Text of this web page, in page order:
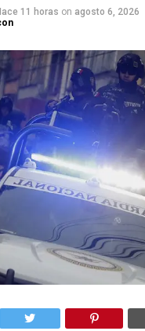
11 horas on agosto 6, 2026